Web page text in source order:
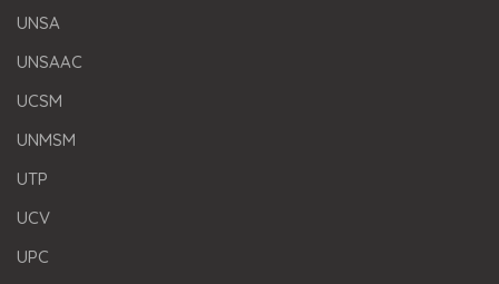
UNSA
UNSAAC
UCSM
UNMSM
UTP
UCV
UPC